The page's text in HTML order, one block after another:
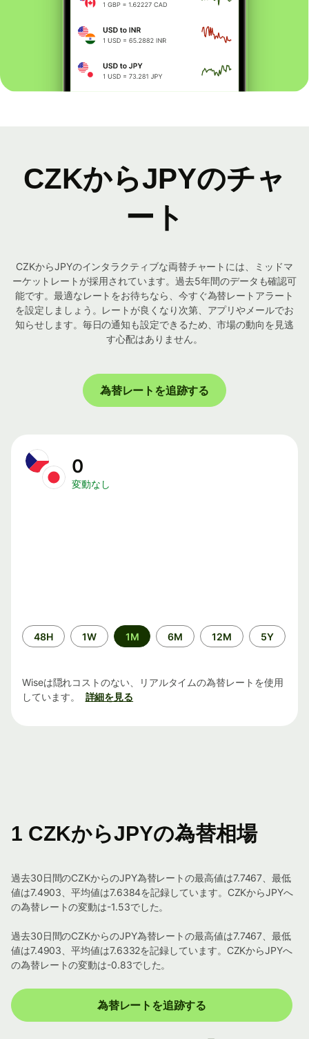
CZKからJPYのチャ
ート
CZKからJPYのインタラクティブな両替チャートには、ミッドマ
ーケットレートが採用されています。過去5年間のデータも確認可
能です。最適なレートをお待ちなら、今すぐ為替レートアラート
を設定しましょう。レートが良くなり次第、アプリやメールでお
知らせします。毎日の通知も設定できるため、市場の動向を見逃
す心配はありません。
為替レートを追跡する
0
変動なし
期
間
48H 1W 1M 6M 12M 5Y
Wiseは隠れコストのない、リアルタイムの為替レートを使用
しています。
詳細を見る
1 CZKからJPYの為替相場
過去30日間のCZKからのJPY為替レートの最高値は7.7467、最低
値は7.4903、平均値は7.6384を記録しています。CZKからJPYへ
の為替レートの変動は-1.53でした。
過去30日間のCZKからのJPY為替レートの最高値は7.7467、最低
値は7.4903、平均値は7.6332を記録しています。CZKからJPYへ
の為替レートの変動は-0.83でした。
為替レートを追跡する